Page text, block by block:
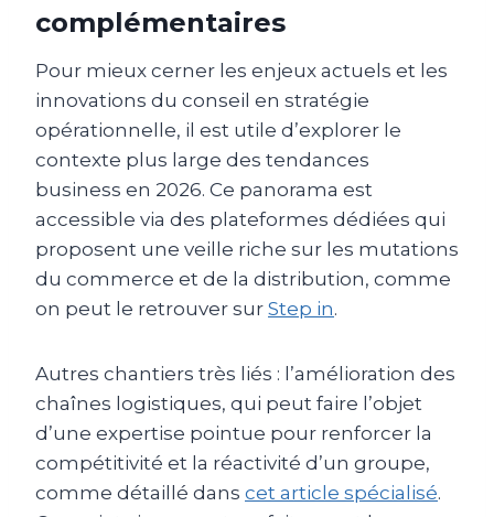
complémentaires
Pour mieux cerner les enjeux actuels et les
innovations du conseil en stratégie
opérationnelle, il est utile d’explorer le
contexte plus large des tendances
business en 2026. Ce panorama est
accessible via des plateformes dédiées qui
proposent une veille riche sur les mutations
du commerce et de la distribution, comme
on peut le retrouver sur Step in.
Autres chantiers très liés : l’amélioration des
chaînes logistiques, qui peut faire l’objet
d’une expertise pointue pour renforcer la
compétitivité et la réactivité d’un groupe,
comme détaillé dans cet article spécialisé.